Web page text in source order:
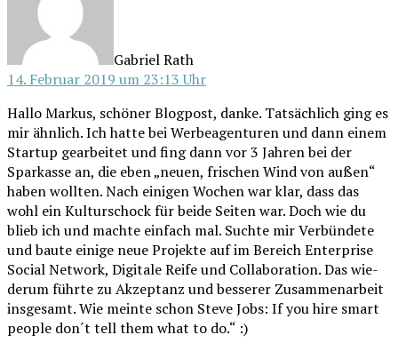
Gabriel Rath
14. Februar 2019 um 23:13 Uhr
Hal­lo Mar­kus, schö­ner Blog­post, dan­ke. Tat­säch­lich ging es
mir ähn­lich. Ich hat­te bei Wer­be­agen­tu­ren und dann einem
Start­up gear­bei­tet und fing dann vor 3 Jah­ren bei der
Spar­kas­se an, die eben „neu­en, fri­schen Wind von außen“
haben woll­ten. Nach eini­gen Wochen war klar, dass das
wohl ein Kul­tur­schock für bei­de Sei­ten war. Doch wie du
blieb ich und mach­te ein­fach mal. Such­te mir Ver­bün­de­te
und bau­te eini­ge neue Pro­jek­te auf im Bereich Enter­pri­se
Social Net­work, Digi­ta­le Rei­fe und Col­la­bo­ra­ti­on. Das wie­
der­um führ­te zu Akzep­tanz und bes­se­rer Zusam­men­ar­beit
ins­ge­samt. Wie mein­te schon Ste­ve Jobs: If you hire smart
peo­p­le don´t tell them what to do.“ :)